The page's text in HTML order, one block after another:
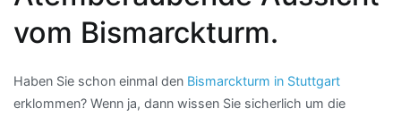
vom Bismarckturm.
Haben Sie schon einmal den Bismarckturm in Stuttgart
erklommen? Wenn ja, dann wissen Sie sicherlich um die